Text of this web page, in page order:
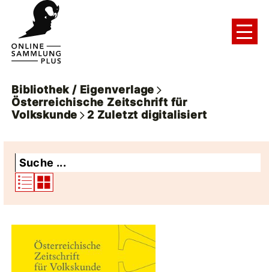
Bibliothek / Eigenverlage
Österreichische Zeitschrift für
Volkskunde
2Zuletzt digitalisiert